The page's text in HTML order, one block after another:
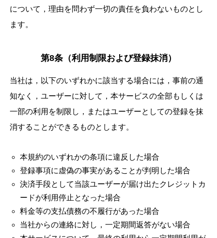
について，理由を問わず一切の責任を負わないものとし
ます。
第8条（利用制限および登録抹消）
当社は，以下のいずれかに該当する場合には，事前の通
知なく，ユーザーに対して，本サービスの全部もしくは
一部の利用を制限し，またはユーザーとしての登録を抹
消することができるものとします。
本規約のいずれかの条項に違反した場合
登録事項に虚偽の事実があることが判明した場合
決済手段として当該ユーザーが届け出たクレジットカ
ードが利用停止となった場合
料金等の支払債務の不履行があった場合
当社からの連絡に対し，一定期間返答がない場合